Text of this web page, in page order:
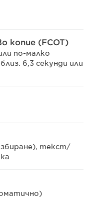
копие (FCOT)
по-малко
6,3 секунди или
текст/